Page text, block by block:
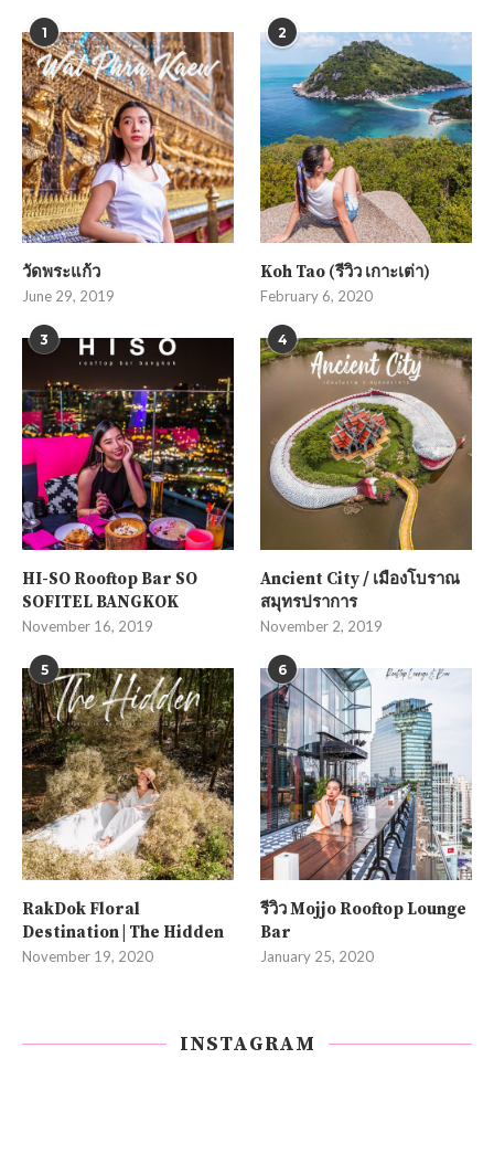
1
วัดพระแก้ว
June 29, 2019
2
Koh Tao (รีวิว เกาะเต่า)
February 6, 2020
3
HI-SO Rooftop Bar SO
SOFITEL BANGKOK
November 16, 2019
4
Ancient City / เมืองโบราณ
สมุทรปราการ
November 2, 2019
5
RakDok Floral
Destination | The Hidden
November 19, 2020
6
รีวิว Mojjo Rooftop Lounge
Bar
January 25, 2020
INSTAGRAM